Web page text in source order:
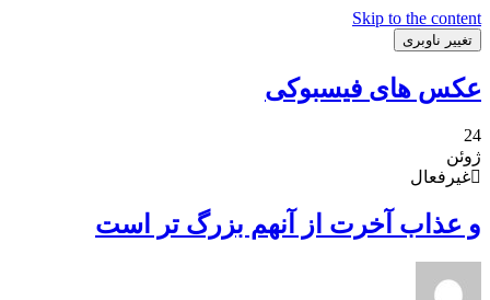
Skip to the content
تغییر ناوبری
عکس های فیسبوکی
24
ژوئن
غیرفعال
و عذاب آخرت از آنهم بزرگ تر است